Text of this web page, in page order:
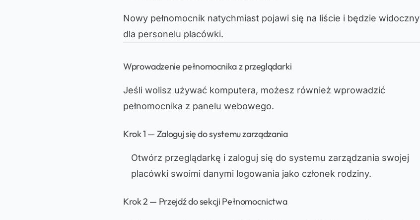
Nowy pełnomocnik natychmiast pojawi się na liście i będzie widoczny
dla personelu placówki.
Wprowadzenie pełnomocnika z przeglądarki
Jeśli wolisz używać komputera, możesz również wprowadzić
pełnomocnika z panelu webowego.
Krok 1 — Zaloguj się do systemu zarządzania
Otwórz przeglądarkę i zaloguj się do systemu zarządzania swojej
placówki swoimi danymi logowania jako członek rodziny.
Krok 2 — Przejdź do sekcji Pełnomocnictwa